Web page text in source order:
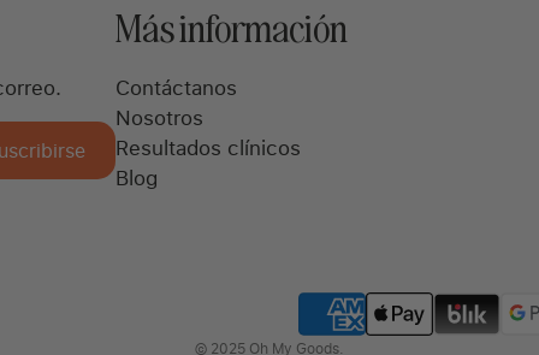
Más información
Contáctanos
Nosotros
Resultados clínicos
Blog
© 2025 Oh My Goods.